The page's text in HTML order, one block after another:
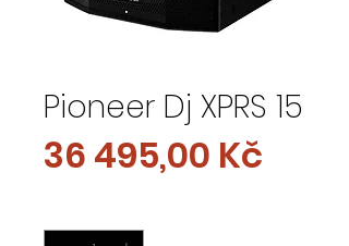
Pioneer Dj XPRS 15
36 495,00 Kč